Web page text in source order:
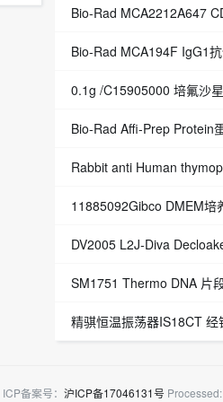
ICP备案号： 沪ICP备17046131号 Processed: